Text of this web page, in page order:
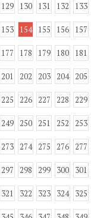
129 130 131 132 133
153 154 155 156 157
177 178 179 180 181
201 202 203 204 205
225 226 227 228 229
249 250 251 252 253
273 274 275 276 277
297 298 299 300 301
321 322 323 324 325